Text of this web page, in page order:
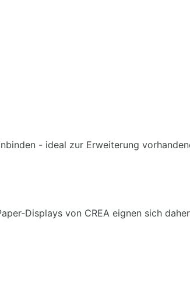
- ideal zur Erweiterung
von CREA eignen sich